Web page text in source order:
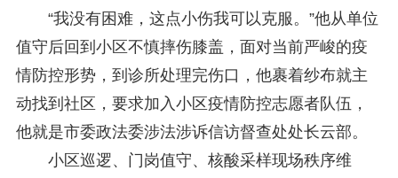
“我没有困难，这点小伤我可以克服。”他从单位
值守后回到小区不慎摔伤膝盖，面对当前严峻的疫
情防控形势，到诊所处理完伤口，他裹着纱布就主
动找到社区，要求加入小区疫情防控志愿者队伍，
他就是市委政法委涉法涉诉信访督查处处长云部。
小区巡逻、门岗值守、核酸采样现场秩序维